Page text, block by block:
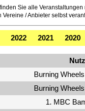
Sie alle
/ Anbieter selbst
2022 2021 2020
Burning
Burning
1. MBC